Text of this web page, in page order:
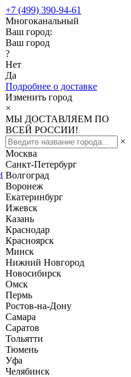
+7 (499) 390-94-61
Многоканальный
Ваш город:
Ваш город
?
Нет
Да
Подробнее о доставке
Изменить город
×
МЫ ДОСТАВЛЯЕМ ПО
ВСЕЙ РОССИИ!
×
Москва
Санкт-Петербург
Волгоград
Воронеж
Екатеринбург
Ижевск
Казань
Краснодар
Красноярск
Минск
Нижний Новгород
Новосибирск
Омск
Пермь
Ростов-на-Дону
Самара
Саратов
Тольятти
Тюмень
Уфа
Челябинск